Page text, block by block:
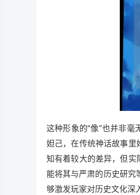
这种形象的“像”也并非
妲己，在传统神话故事
知有着较大的差异，但
能将其与严肃的历史研
够激发玩家对历史文化深